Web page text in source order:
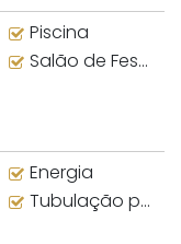
Piscina
Salão de Festas
Energia
Tubulação para água quente